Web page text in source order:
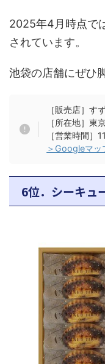
2025年4月時点で
されています。
池袋の店舗にぜひ
［販売店］す
［所在地］東
［営業時間］
＞Googleマッ
6位．シーキュ